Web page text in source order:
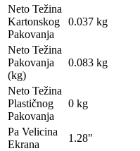
Neto Težina
Kartonskog
Pakovanja
0.037 kg
Neto Težina
Pakovanja
(kg)
0.083 kg
Neto Težina
Plastičnog
Pakovanja
0 kg
Pa Velicina
Ekrana
1.28"